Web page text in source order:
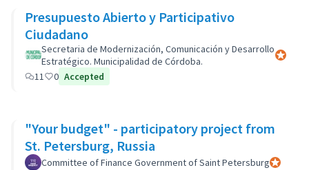
Presupuesto Abierto y Participativo
Ciudadano
Secretaria de Modernización, Comunicación y Desarrollo
Estratégico. Municipalidad de Córdoba.
Official
11
0 Accepted
"Your budget" - participatory project from
St. Petersburg, Russia
Committee of Finance Government of Saint PetersburgOfficial